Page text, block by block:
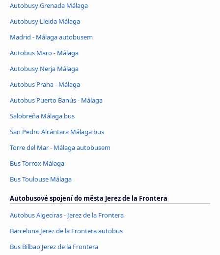
Autobusy Grenada Málaga
Autobusy Lleida Málaga
Madrid - Málaga autobusem
Autobus Maro - Málaga
Autobusy Nerja Málaga
Autobus Praha - Málaga
Autobus Puerto Banús - Málaga
Salobreña Málaga bus
San Pedro Alcántara Málaga bus
Torre del Mar - Málaga autobusem
Bus Torrox Málaga
Bus Toulouse Málaga
Autobusové spojení do města Jerez de la Frontera
Autobus Algeciras - Jerez de la Frontera
Barcelona Jerez de la Frontera autobus
Bus Bilbao Jerez de la Frontera